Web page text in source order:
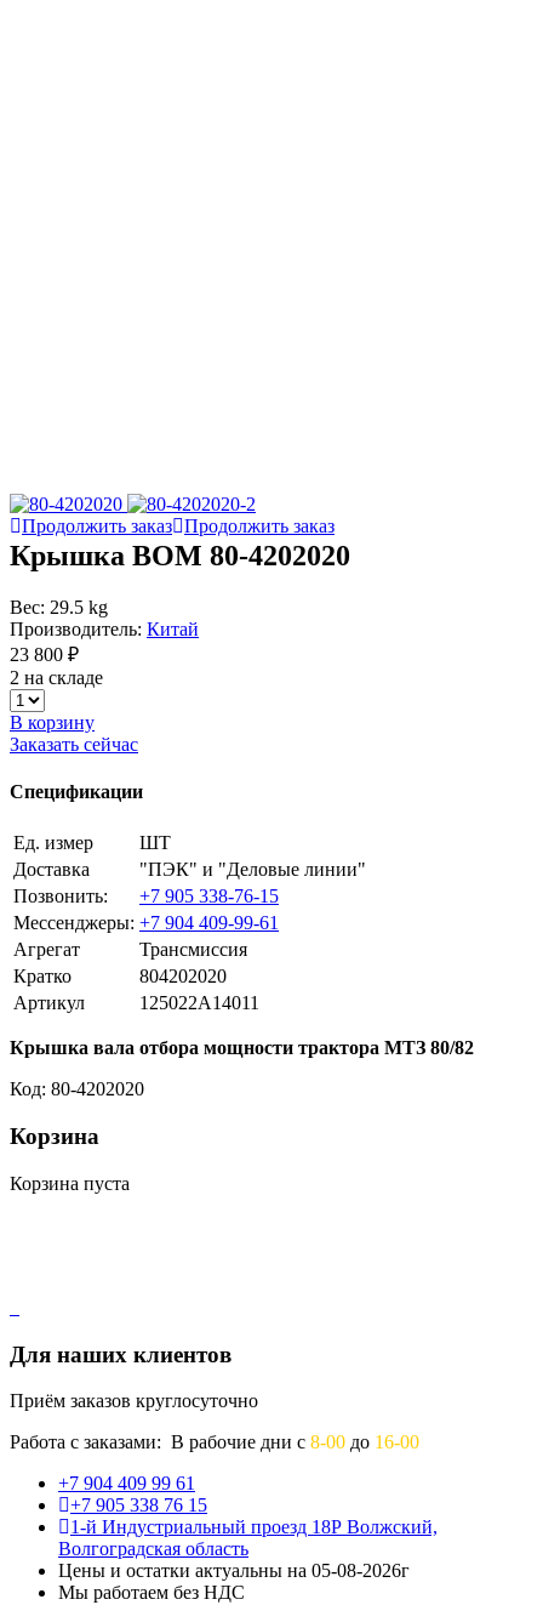
Продолжить заказ Продолжить заказ
Крышка ВОМ 80-4202020
Вес: 29.5 kg
Производитель: Китай
23 800 ₽
2 на складе
В корзину
Заказать сейчас
Спецификации
Ед. измер
ШТ
Доставка
"ПЭК" и "Деловые линии"
Позвонить:
+7 905 338-76-15
Мессенджеры: +7 904 409-99-61
Агрегат
Трансмиссия
Кратко
804202020
Артикул
125022A14011
Крышка вала отбора мощности трактора МТЗ 80/82
Код: 80-4202020
Корзина
Корзина пуста
Для наших клиентов
Приём заказов круглосуточно
Работа с заказами: В рабочие дни с 8-00 до 16-00
+7 904 409 99 61
+7 905 338 76 15
1-й Индустриальный проезд 18Р Волжский,
Волгоградская область
Цены и остатки актуальны на 05-08-2026г
Мы работаем без НДС